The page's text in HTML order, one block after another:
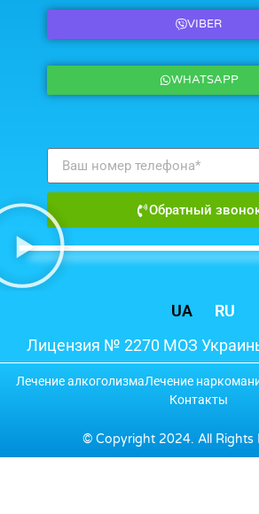
VIBER
WHATSAPP
Обратный
Лицензия № 2270 МОЗ
UA RU
© Copyright 2024. All Rights
Лечение алкоголизмаЛечение
Контакты